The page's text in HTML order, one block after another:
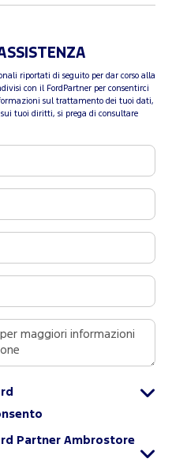
riportati di seguito per dar corso alla
con il FordPartner per consentirci
sul trattamento dei tuoi dati,
tuoi diritti, si prega di consultare
Partner Ambrostore